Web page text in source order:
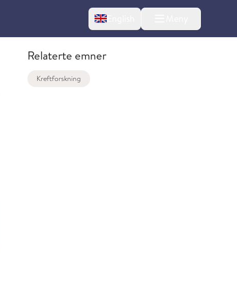
English
Relaterte emner
Kreftforskning